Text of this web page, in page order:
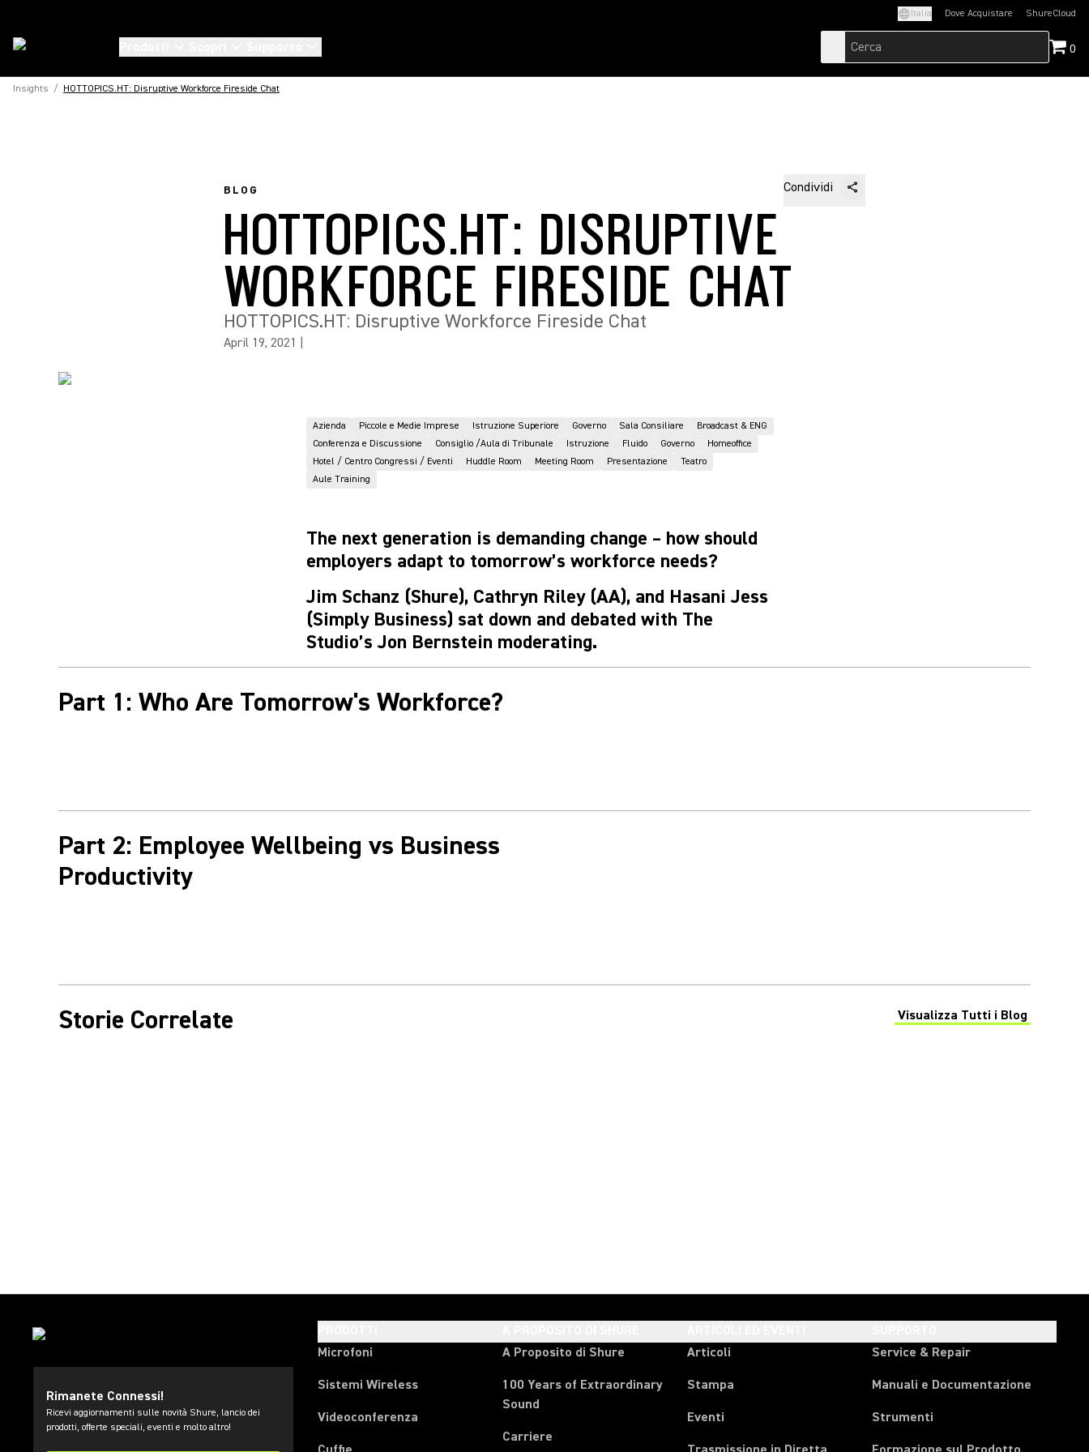
Italia Dove Acquistare ShureCloud
(Opens in a new
0
Insights / HOTTOPICS.HT: Disruptive Workforce Fireside Chat
BLOG Condividi
HOTTOPICS.HT: DISRUPTIVE
WORKFORCE FIRESIDE CHAT
HOTTOPICS.HT: Disruptive Workforce Fireside Chat
April 19, 2021
Azienda Piccole e Medie Imprese Istruzione Superiore Governo Sala Consiliare
Broadcast & ENG
Conferenza e Discussione
Consiglio /Aula di Tribunale Istruzione Fluido Governo
Homeoffice
Hotel / Centro Congressi / Eventi
Huddle Room Meeting Room Presentazione
Teatro
Aule Training
The next generation is demanding change – how should
employers adapt to tomorrow’s workforce needs?
Jim Schanz (Shure), Cathryn Riley (AA), and Hasani Jess
(Simply Business) sat down and debated with The
Studio’s Jon Bernstein moderating.
Part 1: Who Are Tomorrow's Workforce?
Part 2: Employee Wellbeing vs Business
Productivity
Storie Correlate Visualizza Tutti i Blog
(Opens in a new tab)
Rimanete Connessi!
Ricevi aggiornamenti sulle novità Shure, lancio dei
prodotti, offerte speciali, eventi e molto altro!
Microfoni
Sistemi Wireless
Videoconferenza
A Proposito di Shure
100 Years of Extraordinary
Sound
Carriere
Articoli
Stampa
Eventi
Service & Repair
Manuali e Documentazione
Strumenti